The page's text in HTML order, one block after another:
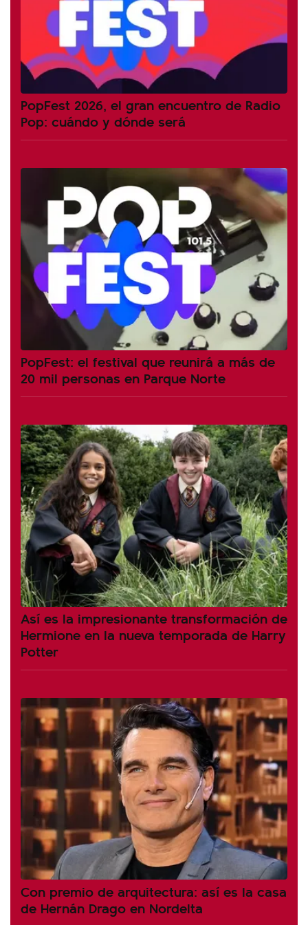
PopFest 2026, el gran encuentro de Radio
Pop: cuándo y dónde será
PopFest: el festival que reunirá a más de
20 mil personas en Parque Norte
Así es la impresionante transformación de
Hermione en la nueva temporada de Harry
Potter
Con premio de arquitectura: así es la casa
de Hernán Drago en Nordelta